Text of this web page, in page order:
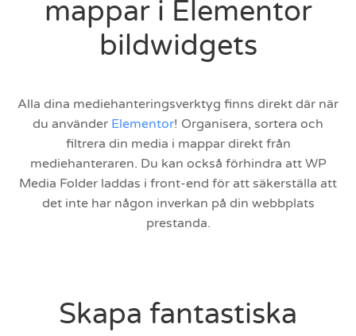
mappar i Elementor
bildwidgets
Alla dina mediehanteringsverktyg finns direkt där när
du använder Elementor! Organisera, sortera och
filtrera din media i mappar direkt från
mediehanteraren. Du kan också förhindra att WP
Media Folder laddas i front-end för att säkerställa att
det inte har någon inverkan på din webbplats
prestanda.
Skapa fantastiska